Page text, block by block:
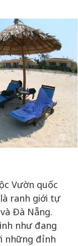
Vườn quốc
ranh giới tự
Đà Nẵng.
như đang
những đỉnh